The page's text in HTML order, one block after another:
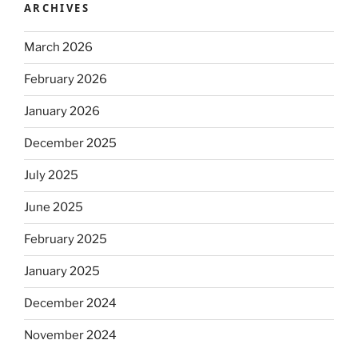
ARCHIVES
March 2026
February 2026
January 2026
December 2025
July 2025
June 2025
February 2025
January 2025
December 2024
November 2024